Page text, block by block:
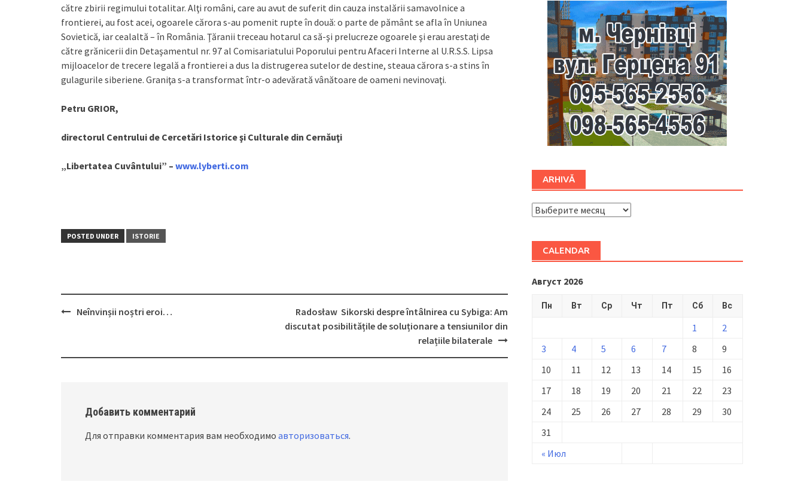
către zbirii regimului totalitar. Alţi români, care au avut de suferit din cauza instalării samavolnice a
frontierei, au fost acei, ogoarele cărora s-au pomenit rupte în două: o parte de pământ se afla în Uniunea
Sovietică, iar cealaltă – în România. Ţăranii treceau hotarul ca să-şi prelucreze ogoarele şi erau arestaţi de
către grănicerii din Detaşamentul nr. 97 al Comisariatului Poporului pentru Afaceri Interne al U.R.S.S. Lipsa
mijloacelor de trecere legală a frontierei a dus la distrugerea sutelor de destine, steaua cărora s-a stins în
gulagurile siberiene. Graniţa s-a transformat într-o adevărată vânătoare de oameni nevinovaţi.
Petru GRIOR,
directorul Centrului de Cercetări Istorice şi Culturale din Cernăuţi
„Libertatea Cuvântului” – www.lyberti.com
POSTED UNDER ISTORIE
Neînvinșii noștri eroi…
Radosław Sikorski despre întâlnirea cu Sybiga: Am
discutat posibilitățile de soluționare a tensiunilor din
relațiile bilaterale
Добавить комментарий
Для отправки комментария вам необходимо авторизоваться.
ARHIVĂ
ARHIVĂ
CALENDAR
Август 2026
Пн Вт Ср Чт Пт Сб Вс
« Июл
1
2
3
4 5 6 7 8
9
10
11 12 13 14 15
16
17
18 19 20 21 22
23
24
25 26 27 28 29
30
31